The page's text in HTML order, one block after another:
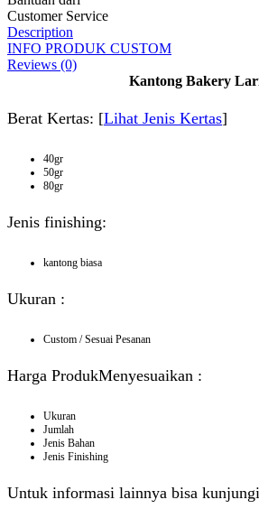
Customer Service
Description
INFO PRODUK CUSTOM
Reviews (0)
Kantong Bakery
Berat Kertas: [Lihat Jenis Kertas]
40gr
50gr
80gr
Jenis finishing:
kantong biasa
Ukuran :
Custom / Sesuai Pesanan
Harga ProdukMenyesuaikan :
Ukuran
Jumlah
Jenis Bahan
Jenis Finishing
Untuk informasi lainnya bisa kunjungi